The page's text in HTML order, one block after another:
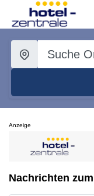
Anzeige
Nachrichten